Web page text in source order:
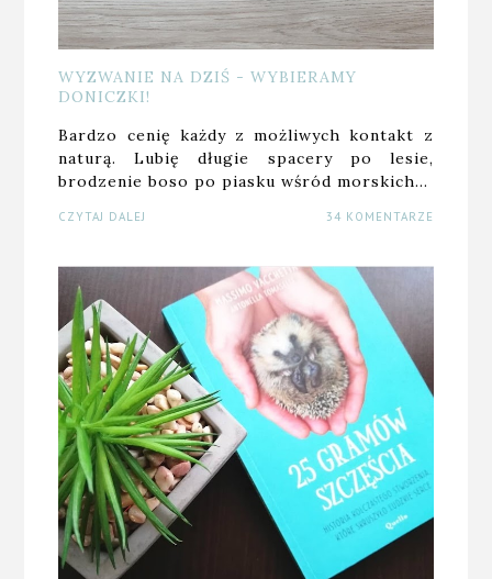
WYZWANIE NA DZIŚ - WYBIERAMY
DONICZKI!
Bardzo cenię każdy z możliwych kontakt z
naturą. Lubię długie spacery po lesie,
brodzenie boso po piasku wśród morskich…
CZYTAJ DALEJ 34 KOMENTARZE